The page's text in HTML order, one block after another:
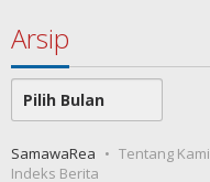
Arsip
Arsip
SamawaRea Tentang Kami
Indeks Berita